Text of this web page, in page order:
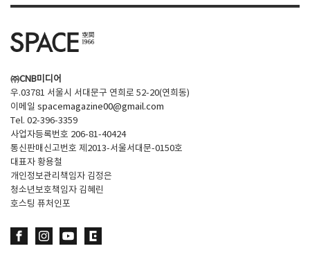
기사문의
Contact
㈜CNB미디어
우.03781 서울시 서대문구 연희로 52-20(연희동)
이메일 spacemagazine00@gmail.com
Tel. 02-396-3359
사업자등록번호 206-81-40424
통신판매신고번호 제2013-서울서대문-0150호
대표자 황용철
개인정보관리책임자 김정은
청소년보호책임자 김혜린
호스팅 퓨처인포